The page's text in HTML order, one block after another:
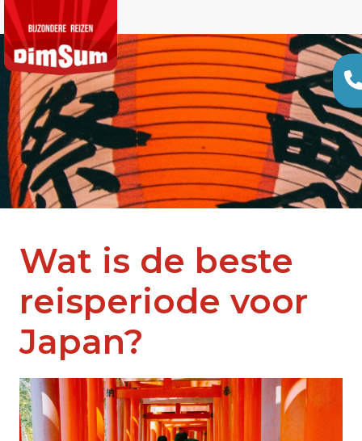
Wat is de beste
reisperiode voor
Japan?